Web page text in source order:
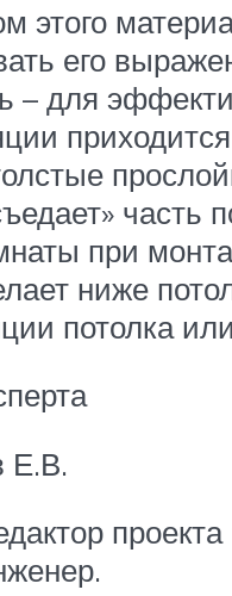
этого
его
– для
часть
при
ниже
потолка
Е.В.